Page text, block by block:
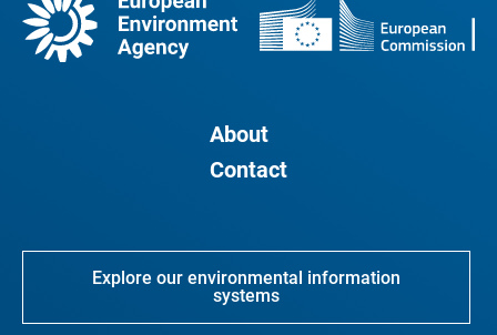
About
Contact
Explore our environmental information
systems